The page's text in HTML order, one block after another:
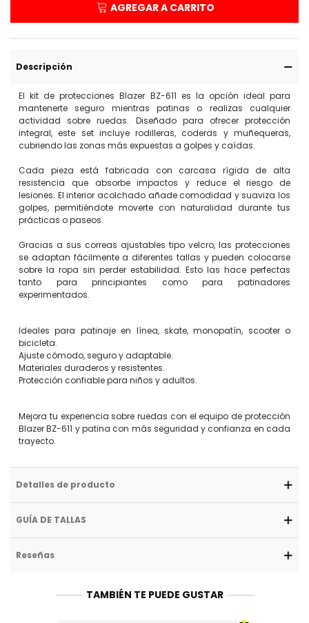
AGREGAR A CARRITO
Descripción
El kit de protecciones Blazer BZ-611 es la opción ideal para
mantenerte seguro mientras patinas o realizas cualquier
actividad sobre ruedas. Diseñado para ofrecer protección
integral, este set incluye rodilleras, coderas y muñequeras,
cubriendo las zonas más expuestas a golpes y caídas.
Cada pieza está fabricada con carcasa rígida de alta
resistencia que absorbe impactos y reduce el riesgo de
lesiones. El interior acolchado añade comodidad y suaviza los
golpes, permitiéndote moverte con naturalidad durante tus
prácticas o paseos.
Gracias a sus correas ajustables tipo velcro, las protecciones
se adaptan fácilmente a diferentes tallas y pueden colocarse
sobre la ropa sin perder estabilidad. Esto las hace perfectas
tanto para principiantes como para patinadores
experimentados.
Ideales para patinaje en línea, skate, monopatín, scooter o
bicicleta.
Ajuste cómodo, seguro y adaptable.
Materiales duraderos y resistentes.
Protección confiable para niños y adultos.
Mejora tu experiencia sobre ruedas con el equipo de protección
Blazer BZ-611 y patina con más seguridad y confianza en cada
trayecto.
Detalles de producto
GUÍA DE TALLAS
Reseñas
TAMBIÉN TE PUEDE GUSTAR